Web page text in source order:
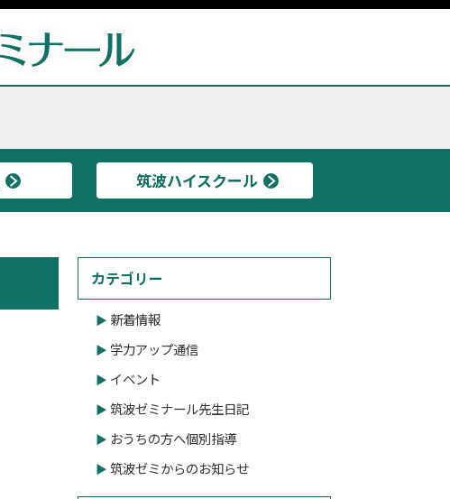
筑波ハイスクール
カテゴリー
新着情報
学力アップ通信
イベント
筑波ゼミナール先生日記
おうちの方へ個別指導
筑波ゼミからのお知らせ